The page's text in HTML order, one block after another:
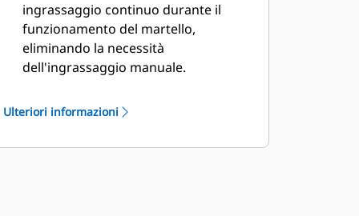
ingrassaggio continuo durante il
funzionamento del martello,
eliminando la necessità
dell'ingrassaggio manuale.
agevola la sostituzione sul campo,
Verificate la carica di gas del martello
Ulteriori informazioni